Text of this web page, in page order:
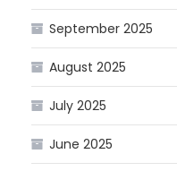
September 2025
August 2025
July 2025
June 2025